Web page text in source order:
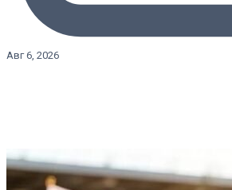
Авг 6, 2026